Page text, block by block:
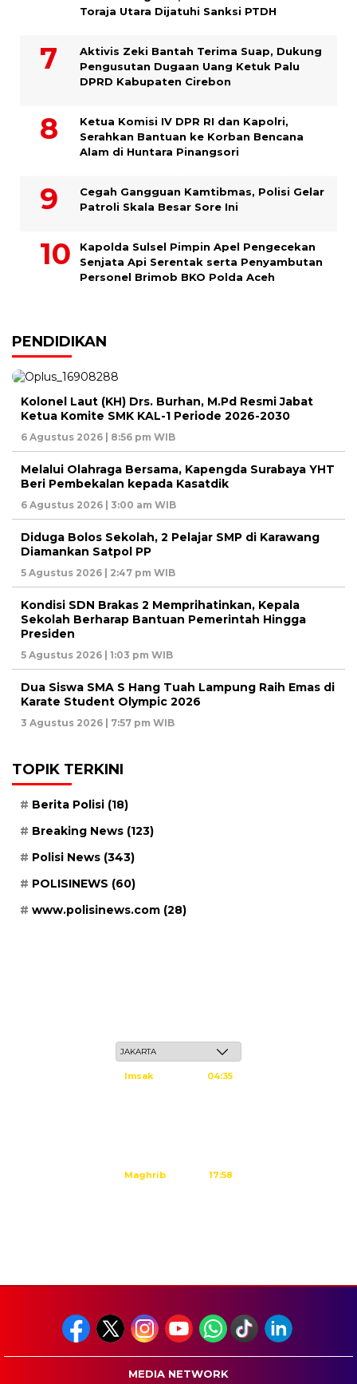
Toraja Utara Dijatuhi Sanksi PTDH
Aktivis Zeki Bantah Terima Suap, Dukung
Pengusutan Dugaan Uang Ketuk Palu
DPRD Kabupaten Cirebon
Ketua Komisi IV DPR RI dan Kapolri,
Serahkan Bantuan ke Korban Bencana
Alam di Huntara Pinangsori
Cegah Gangguan Kamtibmas, Polisi Gelar
Patroli Skala Besar Sore Ini
Kapolda Sulsel Pimpin Apel Pengecekan
Senjata Api Serentak serta Penyambutan
Personel Brimob BKO Polda Aceh
PENDIDIKAN
Kolonel Laut (KH) Drs. Burhan, M.Pd Resmi Jabat
Ketua Komite SMK KAL-1 Periode 2026-2030
6 Agustus 2026 | 8:56 pm WIB
Melalui Olahraga Bersama, Kapengda Surabaya YHT
Beri Pembekalan kepada Kasatdik
6 Agustus 2026 | 3:00 am WIB
Diduga Bolos Sekolah, 2 Pelajar SMP di Karawang
Diamankan Satpol PP
5 Agustus 2026 | 2:47 pm WIB
Kondisi SDN Brakas 2 Memprihatinkan, Kepala
Sekolah Berharap Bantuan Pemerintah Hingga
Presiden
5 Agustus 2026 | 1:03 pm WIB
Dua Siswa SMA S Hang Tuah Lampung Raih Emas di
Karate Student Olympic 2026
3 Agustus 2026 | 7:57 pm WIB
TOPIK TERKINI
Berita Polisi (18)
Breaking News (123)
Polisi News (343)
POLISINEWS (60)
www.polisinews.com (28)
Imsak 04:35
Maghrib 17:58
MEDIA NETWORK